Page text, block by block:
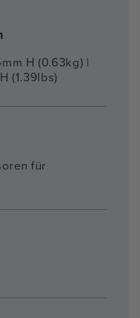
H (0.63kg) |
(1.39lbs)
für